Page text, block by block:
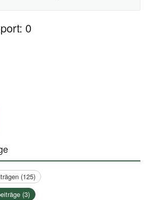
0
(125)
(3)